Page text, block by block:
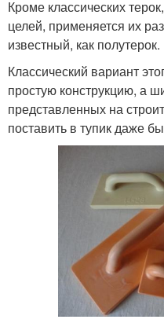
Кроме классических
целей, применяется их
известный, как полутерок.
Классический вариант
простую конструкцию, а
представленных на
поставить в тупик даже